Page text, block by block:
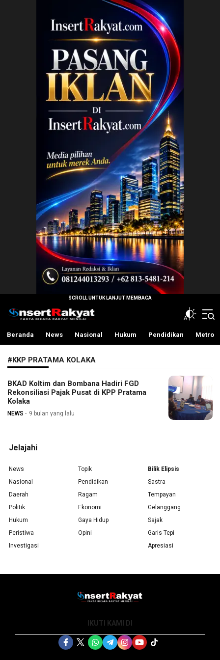
InsertRakyat.com
Fakta Bicara Rakyat Menilai
Beranda News Nasional Hukum Pendidikan Metro
#KKP PRATAMA KOLAKA
BKAD Koltim dan Bombana Hadiri FGD
Rekonsiliasi Pajak Pusat di KPP Pratama
Kolaka
NEWS 9 bulan yang lalu
Jelajahi
News
Nasional
Daerah
Politik
Hukum
Peristiwa
Investigasi
Topik
Pendidikan
Ragam
Ekonomi
Gaya Hidup
Opini
Bilik Elipsis
Sastra
Tempayan
Gelanggang
Sajak
Garis Tepi
Apresiasi
IKUTI KAMI DI